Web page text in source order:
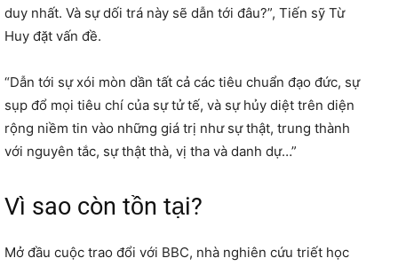
duy nhất. Và sự dối trá này sẽ dẫn tới đâu?”, Tiến sỹ Từ
Huy đặt vấn đề.
“Dẫn tới sự xói mòn dần tất cả các tiêu chuẩn đạo đức, sự
sụp đổ mọi tiêu chí của sự tử tế, và sự hủy diệt trên diện
rộng niềm tin vào những giá trị như sự thật, trung thành
với nguyên tắc, sự thật thà, vị tha và danh dự…”
Vì sao còn tồn tại?
Mở đầu cuộc trao đổi với BBC, nhà nghiên cứu triết học